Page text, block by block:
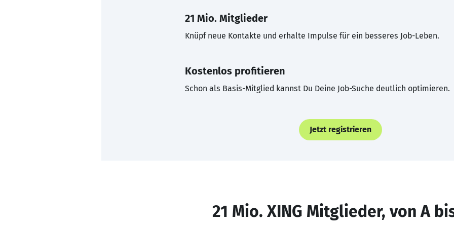
21 Mio. Mitglieder
Knüpf neue Kontakte und erhalte Impulse für ein besseres Job-Leben.
Kostenlos profitieren
Schon als Basis-Mitglied kannst Du Deine Job-Suche deutlich optimieren.
Jetzt registrieren
21 Mio. XING Mitglieder, von A